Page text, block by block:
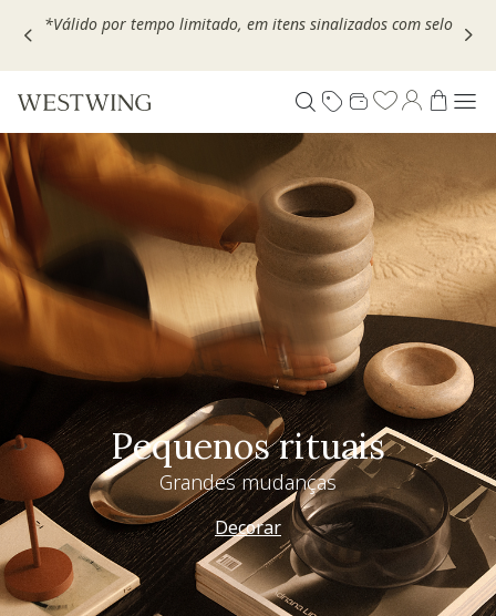
Escolha seu VOUCHER e ganhe até 30% OFF*: useMOVEL30,
Pequenos rituais
Grandes mudanças
Decorar